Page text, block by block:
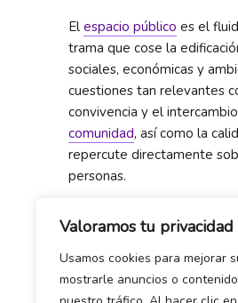
Valoramos tu privacidad
Usamos cookies para mejorar
mostrarle anuncios o
El espacio público es el
trama que cose la
sociales, económicas y
cuestiones tan relevantes
convivencia y el
comunidad, así como la
repercute directamente
personas.
Diseño
colaborativo
del
espacio
Read More »